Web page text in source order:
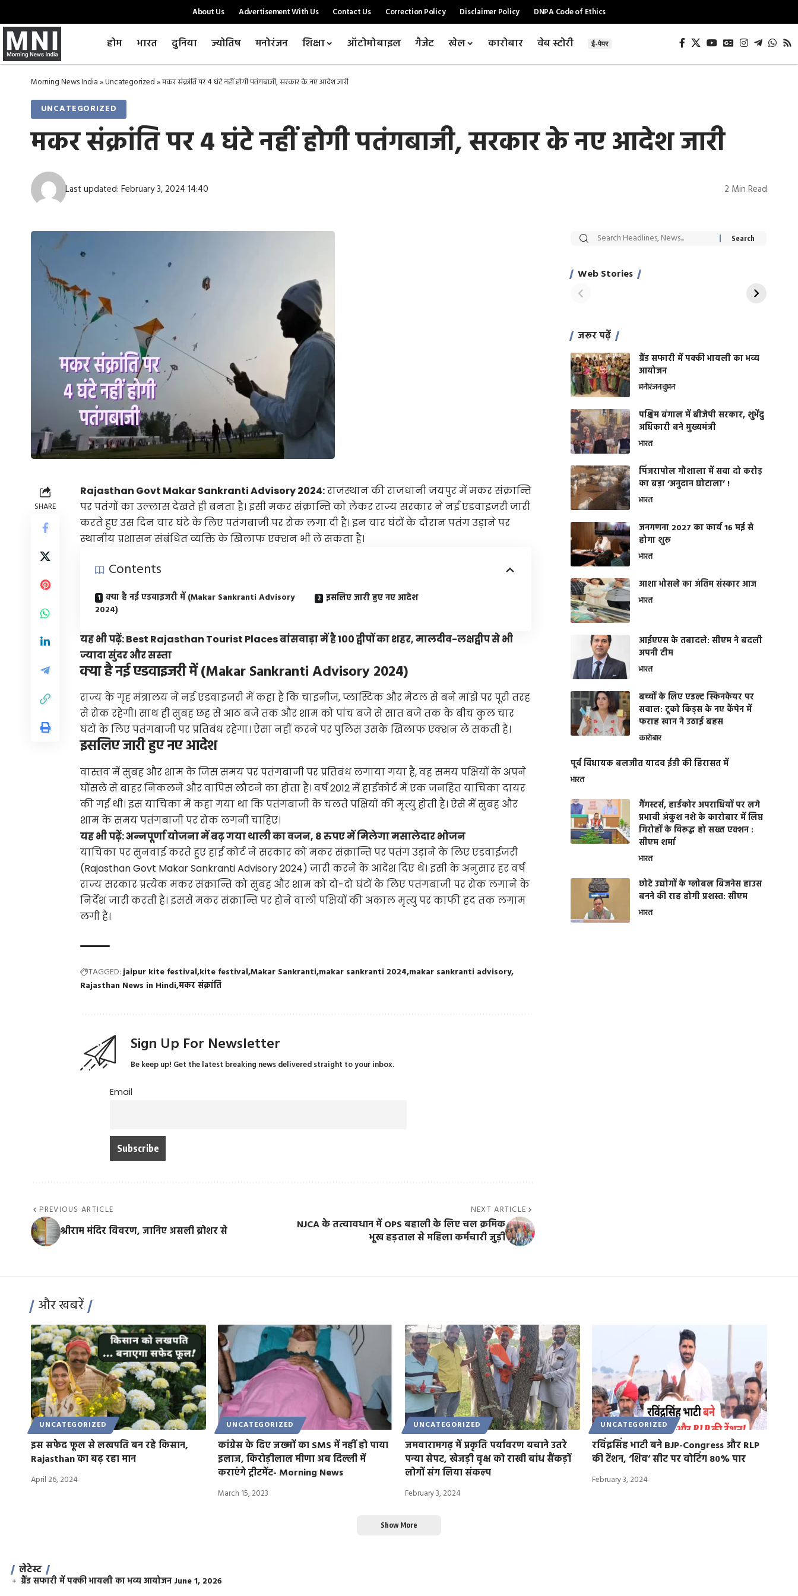
About Us Advertisement With Us Contact Us Correction Policy Disclaimer Policy DNPA Code of Ethics
होम भारत दुनिया ज्योतिष मनोरंजन शिक्षा ऑटोमोबाइल गैजेट खेल कारोबार वेब स्टोरी ई-पेपर
Morning News India»Uncategorized»मकर संक्रांति पर 4 घंटे नहीं होगी पतंगबाजी, सरकार के नए आदेश जारी
UNCATEGORIZED
मकर संक्रांति पर 4 घंटे नहीं होगी पतंगबाजी, सरकार के नए आदेश जारी
Last updated: February 3, 2024 14:40 2 Min Read
SHARE
Rajasthan Govt Makar Sankranti Advisory 2024:राजस्थान की राजधानी जयपुर में मकर संक्रान्ति
पर पतंगों का उल्लास देखते ही बनता है। इसी मकर संक्रान्ति को लेकर राज्य सरकार ने नई एडवाइजरी जारी
करते हुए उस दिन चार घंटे के लिए पतंगबाजी पर रोक लगा दी है। इन चार घंटों के दौरान पतंग उड़ाने पर
स्थानीय प्रशासन संबंधित व्यक्ति के खिलाफ एक्शन भी ले सकता है।
Contents
क्या है नई एडवाइजरी में (Makar Sankranti Advisory
2024)
इसलिए जारी हुए नए आदेश
यह भी पढ़ें:Best Rajasthan Tourist Places बांसवाड़ा में है 100 द्वीपों का शहर, मालदीव-लक्षद्वीप से भी
ज्यादा सुंदर और सस्ता
क्या है नई एडवाइजरी में (Makar Sankranti Advisory 2024)
राज्य के गृह मंत्रालय ने नई एडवाइजरी में कहा है कि चाइनीज, प्लास्टिक और मेटल से बने मांझे पर पूरी तरह
से रोक रहेगी। साथ ही सुबह छह से आठ बजे तक और शाम को पांच बजे से सात बजे तक के बीच कुल चार
घंटों के लिए पतंगबाजी पर प्रतिबंध रहेगा। ऐसा नहीं करने पर पुलिस उसके खिलाफ एक्शन ले सकती है।
इसलिए जारी हुए नए आदेश
वास्तव में सुबह और शाम के जिस समय पर पतंगबाजी पर प्रतिबंध लगाया गया है, वह समय पक्षियों के अपने
घोंसले से बाहर निकलने और वापिस लौटने का होता है। वर्ष 2012 में हाईकोर्ट में एक जनहित याचिका दायर
की गई थी। इस याचिका में कहा गया था कि पतंगबाजी के चलते पक्षियों की मृत्यु होती है। ऐसे में सुबह और
शाम के समय पतंगबाजी पर रोक लगनी चाहिए।
यह भी पढ़ें:अन्नपूर्णा योजना में बढ़ गया थाली का वजन, 8 रुपए में मिलेगा मसालेदार भोजन
याचिका पर सुनवाई करते हुए हाई कोर्ट ने सरकार को मकर संक्रान्ति पर पतंग उड़ाने के लिए एडवाईजरी
(Rajasthan Govt Makar Sankranti Advisory 2024) जारी करने के आदेश दिए थे। इसी के अनुसार हर वर्ष
राज्य सरकार प्रत्येक मकर संक्रान्ति को सुबह और शाम को दो-दो घंटों के लिए पतंगबाजी पर रोक लगाने के
निर्देश जारी करती है। इससे मकर संक्रान्ति पर होने वाली पक्षियों की अकाल मृत्यु पर काफी हद तक लगाम
लगी है।
TAGGED:jaipur kite festival kite festivalMakar Sankranti makar sankranti 2024 makar sankranti advisory
Rajasthan News in Hindiमकर संक्रांति
Sign Up For Newsletter
Be keep up! Get the latest breaking news delivered straight to your inbox.
Email
PREVIOUS ARTICLE
श्रीराम मंदिर विवरण, जानिए असली ब्रोशर से
NEXT ARTICLE
NJCA के तत्वावधान में OPS बहाली के लिए चल क्रमिक
भूख हड़ताल से महिला कर्मचारी जुड़ी
Web Stories
सट्टेबाजी में अरेस्ट हुए
साहिल खान
रोज एक कच्चे लहसुन
जरूर पढ़ें
ग्रैंड सफारी में पक्की भायली का भव्य
आयोजन
मनोरंजनवुमन
पश्चिम बंगाल में बीजेपी सरकार, शुभेंदु
अधिकारी बने मुख्यमंत्री
भारत
​पिंजरापोल गौशाला में सवा दो करोड़
का बड़ा ‘अनुदान घोटाला’ !
भारत
जनगणना 2027 का कार्य 16 मई से
होगा शुरू
भारत
आशा भोसले का अंतिम संस्कार आज
भारत
आईएएस के तबादले: सीएम ने बदली
अपनी टीम
भारत
बच्चों के लिए एडल्ट स्किनकेयर पर
सवाल: टूको किड्स के नए कैंपेन में
फराह खान ने उठाई बहस
कारोबार
पूर्व विधायक बलजीत यादव ईडी की हिरासत में
भारत
गैंगस्टर्स, हार्डकोर अपराधियों पर लगे
प्रभावी अंकुश नशे के कारोबार में लिप्त
गिरोहों के विरूद्ध हो सख्त एक्शन :
सीएम शर्मा
भारत
छोटे उद्योगों के ग्लोबल बिजनेस हाउस
बनने की राह होगी प्रशस्त: सीएम
भारत
और खबरें
UNCATEGORIZED
इस सफेद फूल से लखपति बन रहे किसान,
Rajasthan का बढ़ रहा मान
April 26, 2024
UNCATEGORIZED
कांग्रेस के दिए जख्मों का SMS में नहीं हो पाया
इलाज, किरोड़ीलाल मीणा अब दिल्ली में
कराएंगे ट्रीटमेंट- Morning News
March 15, 2023
UNCATEGORIZED
जमवारामगढ़ में प्रकृति पर्यावरण बचाने उतरे
पन्या सेपट, खेजड़ी वृक्ष को राखी बांध सैंकड़ों
लोगों संग लिया संकल्प
February 3, 2024
UNCATEGORIZED
रविंद्रसिंह भाटी बने BJP-Congress और RLP
की टेंशन, ‘शिव’ सीट पर वोटिंग 80% पार
February 3, 2024
Show More
लेटेस्ट
ग्रैंड सफारी में पक्की भायली का भव्य आयोजन June 1, 2026